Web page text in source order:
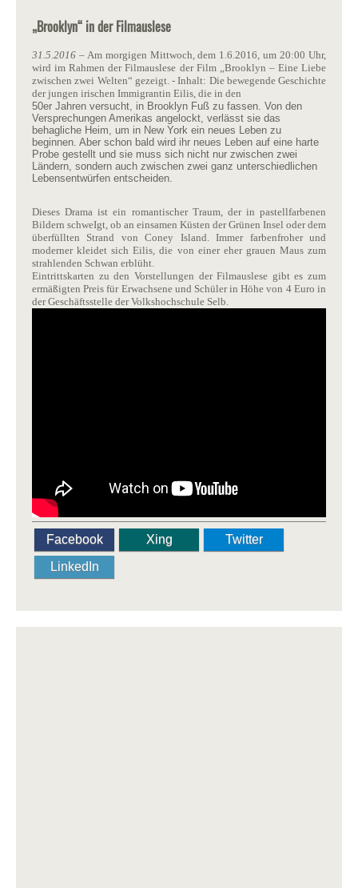
„Brooklyn“ in der Filmauslese
31.5.2016 – Am morgigen Mittwoch, dem 1.6.2016, um 20:00 Uhr,
wird im Rahmen der Filmauslese der Film „Brooklyn – Eine Liebe
zwischen zwei Welten“ gezeigt. - Inhalt: Die bewegende Geschichte
der jungen irischen Immigrantin Eilis, die in den
50er Jahren versucht, in Brooklyn Fuß zu fassen. Von den
Versprechungen Amerikas angelockt, verlässt sie das
behagliche Heim, um in New York ein neues Leben zu
beginnen. Aber schon bald wird ihr neues Leben auf eine harte
Probe gestellt und sie muss sich nicht nur zwischen zwei
Ländern, sondern auch zwischen zwei ganz unterschiedlichen
Lebensentwürfen entscheiden.
Dieses Drama ist ein romantischer Traum, der in pastellfarbenen
Bildern schweIgt, ob an einsamen Küsten der Grünen Insel oder dem
überfüllten Strand von Coney Island. Immer farbenfroher und
moderner kleidet sich Eilis, die von einer eher grauen Maus zum
strahlenden Schwan erblüht.
Eintrittskarten zu den Vorstellungen der Filmauslese gibt es zum
ermäßigten Preis für Erwachsene und Schüler in Höhe von 4 Euro in
der Geschäftsstelle der Volkshochschule Selb.
Facebook Xing
Twitter
LinkedIn